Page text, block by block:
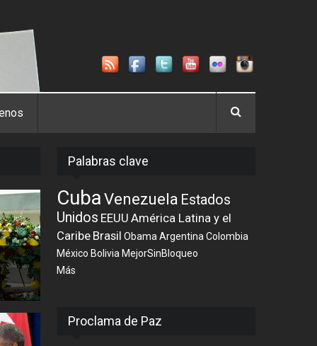
Palabras clave
CubaVenezuela Estados
Unidos EEUU América Latina y el
Caribe Brasil Obama Argentina Colombia
México Bolivia MejorSinBloqueo
Más
Proclama de Paz